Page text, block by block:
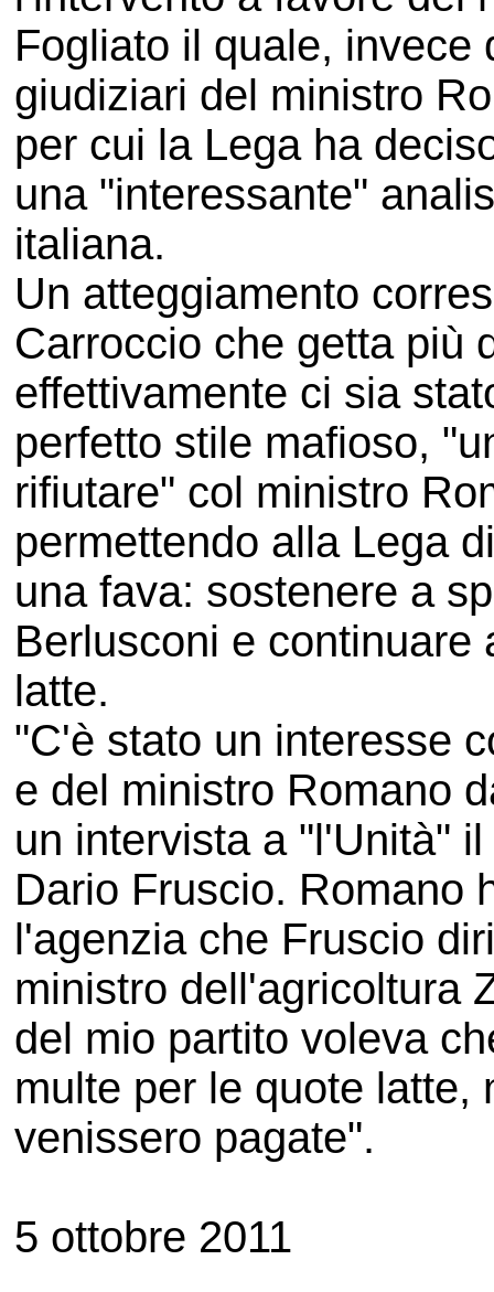
Fogliato il quale, invece
giudiziari del ministro
per cui la Lega ha
una "interessante"
italiana.
Un atteggiamento
Carroccio che getta più
effettivamente ci sia
perfetto stile mafioso,
rifiutare" col ministro
permettendo alla Lega
una fava: sostenere a
Berlusconi e continuare
latte.
"C'è stato un interesse
e del ministro Romano
un intervista a "l'Unità"
Dario Fruscio. Romano
l'agenzia che Fruscio
ministro dell'agricoltura
del mio partito voleva
multe per le quote latte,
venissero pagate".
5 ottobre 2011